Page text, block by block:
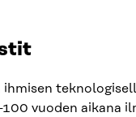
vuoden aikana